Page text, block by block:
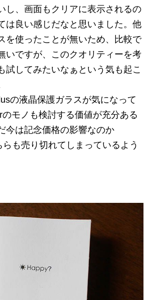
し、画面もクリアに表示されるの
は良い感じだなと思いました。他
を使ったことが無いため、比較で
いですが、このクオリティーを考
試してみたいなぁという気も起こ
の液晶保護ガラスが気になって
モノも検討する価値が充分ある
今は記念価格の影響なのか
も売り切れてしまっているよう